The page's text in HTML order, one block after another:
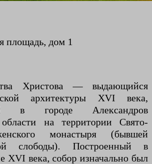
площадь, дом 1
Христова — выдающийся
архитектуры XVI века,
в городе Александров
на территории Свято-
монастыря (бывшей
слободы). Построенный в
XVI века, собор изначально был